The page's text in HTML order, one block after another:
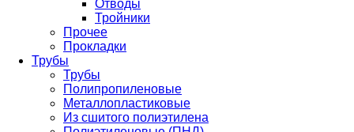
Отводы
Тройники
Прочее
Прокладки
Трубы
Трубы
Полипропиленовые
Металлопластиковые
Из сшитого полиэтилена